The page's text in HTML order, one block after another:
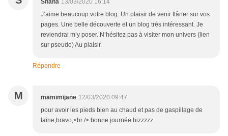
Shana 13/03/2020 16:14
J’aime beaucoup votre blog. Un plaisir de venir flâner sur vos
pages. Une belle découverte et un blog très intéressant. Je
reviendrai m’y poser. N’hésitez pas à visiter mon univers (lien
sur pseudo) Au plaisir.
Répondre
M mamimijane 12/03/2020 09:47
pour avoir les pieds bien au chaud et pas de gaspillage de
laine,bravo,<br /> bonne journée bizzzzz